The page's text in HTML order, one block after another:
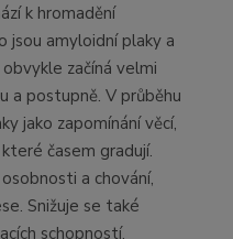
k hromadění
jsou amyloidní plaky a
začíná velmi
a postupně. V průběhu
jako zapomínání věcí,
časem gradují.
a chování,
Snižuje se také
schopností.